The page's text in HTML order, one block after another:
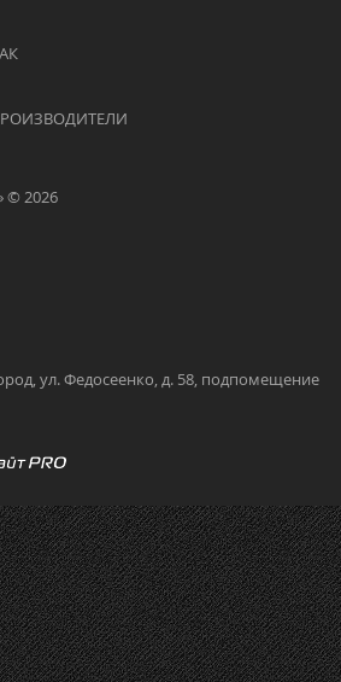
© 2026
ул. Федосеенко, д. 58, подпомещение